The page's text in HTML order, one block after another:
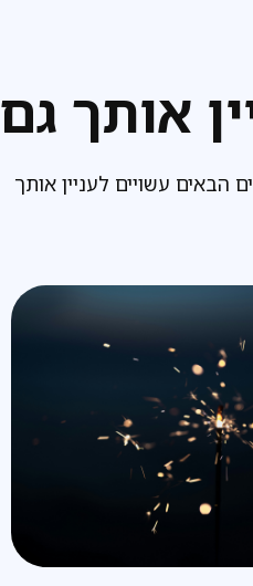
אותך גם
הבאים עשויים לעניין אותך